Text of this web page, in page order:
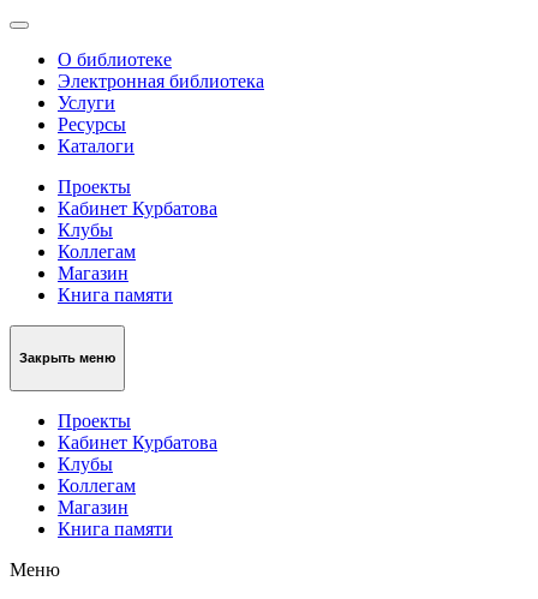
О библиотеке
Электронная библиотека
Услуги
Ресурсы
Каталоги
Проекты
Кабинет Курбатова
Клубы
Коллегам
Магазин
Книга памяти
Закрыть меню
Проекты
Кабинет Курбатова
Клубы
Коллегам
Магазин
Книга памяти
Меню